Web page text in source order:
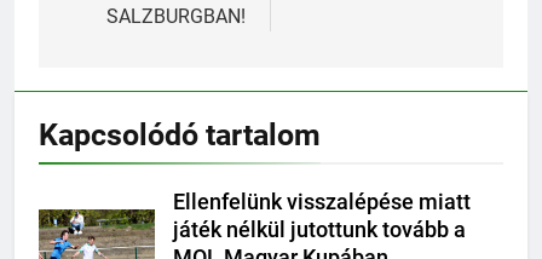
SALZBURGBAN!
Kapcsolódó tartalom
Ellenfelünk visszalépése miatt
játék nélkül jutottunk tovább a